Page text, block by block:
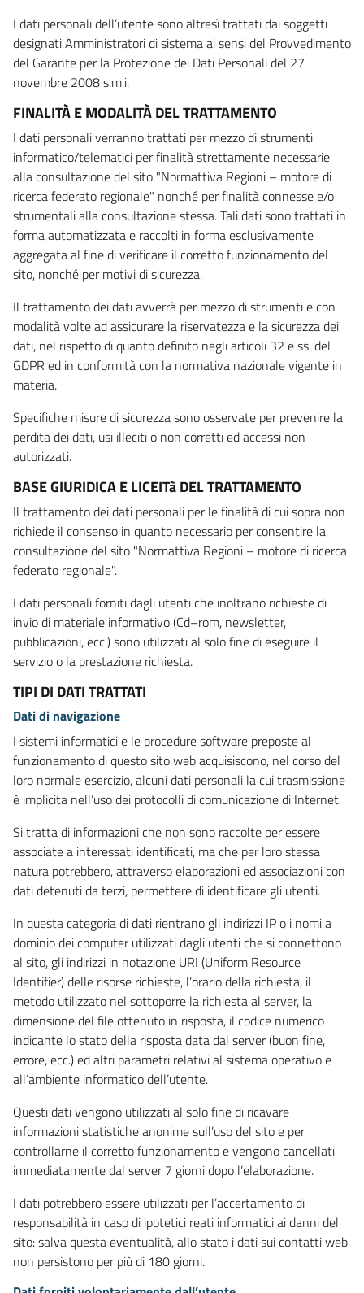
I dati personali dell’utente sono altresì trattati dai soggetti
designati Amministratori di sistema ai sensi del Provvedimento
del Garante per la Protezione dei Dati Personali del 27
novembre 2008 s.m.i.
FINALITÀ E MODALITÀ DEL TRATTAMENTO
I dati personali verranno trattati per mezzo di strumenti
informatico/telematici per finalità strettamente necessarie
alla consultazione del sito "Normattiva Regioni – motore di
ricerca federato regionale" nonché per finalità connesse e/o
strumentali alla consultazione stessa. Tali dati sono trattati in
forma automatizzata e raccolti in forma esclusivamente
aggregata al fine di verificare il corretto funzionamento del
sito, nonché per motivi di sicurezza.
Il trattamento dei dati avverrà per mezzo di strumenti e con
modalità volte ad assicurare la riservatezza e la sicurezza dei
dati, nel rispetto di quanto definito negli articoli 32 e ss. del
GDPR ed in conformità con la normativa nazionale vigente in
materia.
Specifiche misure di sicurezza sono osservate per prevenire la
perdita dei dati, usi illeciti o non corretti ed accessi non
autorizzati.
BASE GIURIDICA E LICEITà DEL TRATTAMENTO
Il trattamento dei dati personali per le finalità di cui sopra non
richiede il consenso in quanto necessario per consentire la
consultazione del sito "Normattiva Regioni – motore di ricerca
federato regionale".
I dati personali forniti dagli utenti che inoltrano richieste di
invio di materiale informativo (Cd–rom, newsletter,
pubblicazioni, ecc.) sono utilizzati al solo fine di eseguire il
servizio o la prestazione richiesta.
TIPI DI DATI TRATTATI
Dati di navigazione
I sistemi informatici e le procedure software preposte al
funzionamento di questo sito web acquisiscono, nel corso del
loro normale esercizio, alcuni dati personali la cui trasmissione
è implicita nell’uso dei protocolli di comunicazione di Internet.
Si tratta di informazioni che non sono raccolte per essere
associate a interessati identificati, ma che per loro stessa
natura potrebbero, attraverso elaborazioni ed associazioni con
dati detenuti da terzi, permettere di identificare gli utenti.
In questa categoria di dati rientrano gli indirizzi IP o i nomi a
dominio dei computer utilizzati dagli utenti che si connettono
al sito, gli indirizzi in notazione URI (Uniform Resource
Identifier) delle risorse richieste, l’orario della richiesta, il
metodo utilizzato nel sottoporre la richiesta al server, la
dimensione del file ottenuto in risposta, il codice numerico
indicante lo stato della risposta data dal server (buon fine,
errore, ecc.) ed altri parametri relativi al sistema operativo e
all’ambiente informatico dell’utente.
Questi dati vengono utilizzati al solo fine di ricavare
informazioni statistiche anonime sull’uso del sito e per
controllarne il corretto funzionamento e vengono cancellati
immediatamente dal server 7 giorni dopo l’elaborazione.
I dati potrebbero essere utilizzati per l’accertamento di
responsabilità in caso di ipotetici reati informatici ai danni del
sito: salva questa eventualità, allo stato i dati sui contatti web
non persistono per più di 180 giorni.